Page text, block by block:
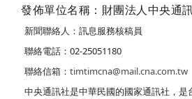
發佈單位名稱：財團法人中央通
新聞聯絡人：訊息服務核稿員
聯絡電話：02-25051180
聯絡信箱： timtimcna@mail.cna.com.tw
中央通訊社是中華民國的國家通訊社，